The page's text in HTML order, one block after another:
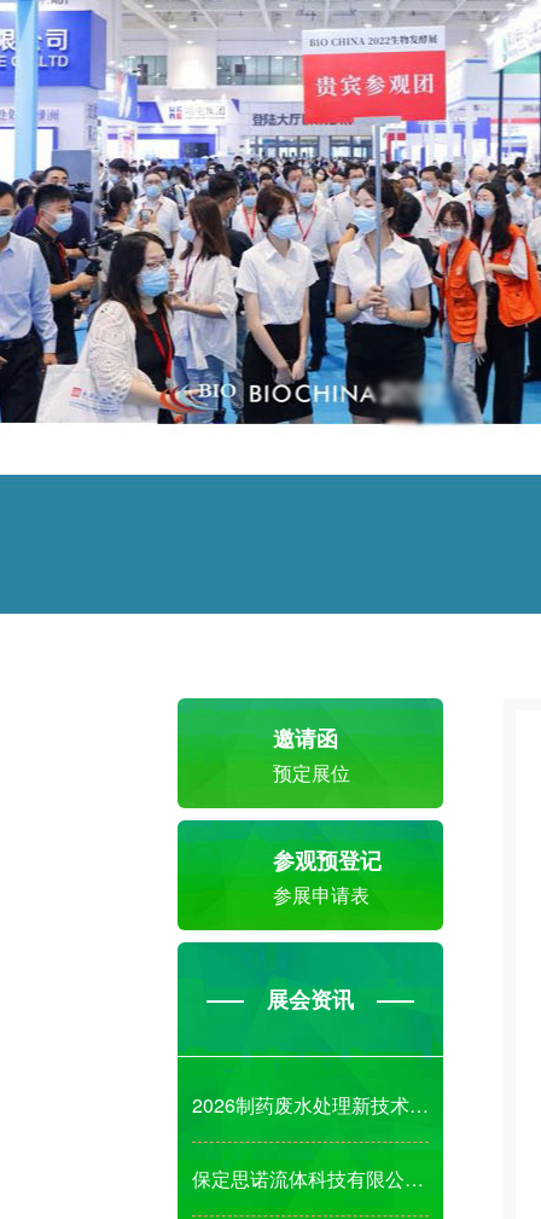
邀请函
预定展位
参观预登记
参展申请表
展会资讯
2026制药废水处理新技术、新成果、新装备发展
保定思诺流体科技有限公司诚邀您参观2026第1